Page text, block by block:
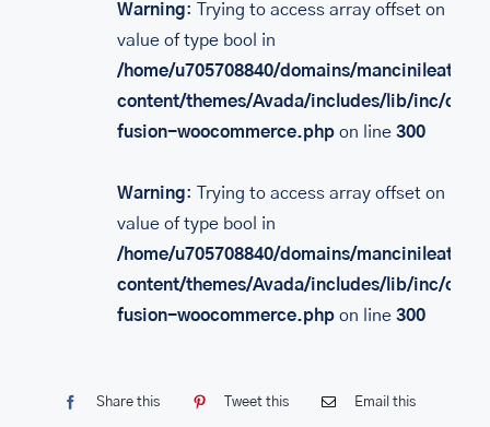
HARD CASE SPINNER LUGGAGE SETS & CARRY-ON
LUGGAGE
PORTEFEUILLE EN CUIR
RFID LEATHER WALLET
LEATHER RFID TRAVEL PASSPORT WALLET
Warning: Trying to access array offset on
value of type bool in
/home/u705708840/domains/
content/themes/Avada/includes/lib/inc/
fusion-woocommerce.phpon line 300
Warning: Trying to access array offset on
value of type bool in
/home/u705708840/domains/
content/themes/Avada/includes/lib/inc/
fusion-woocommerce.phpon line 300
Share this Tweet this Email this